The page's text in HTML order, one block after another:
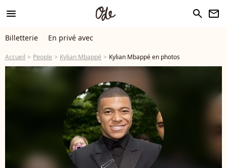
menu search newsletter
Billetterie En privé avec
Accueil People Kylian Mbappé Kylian Mbappé en photos